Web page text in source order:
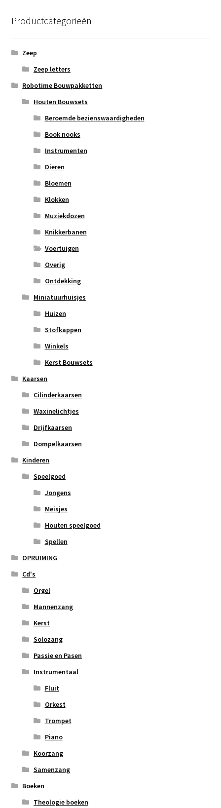
Productcategorieën
Zeep
Zeep letters
Robotime Bouwpakketten
Houten Bouwsets
Beroemde bezienswaardigheden
Book nooks
Instrumenten
Dieren
Bloemen
Klokken
Muziekdozen
Knikkerbanen
Voertuigen
Overig
Ontdekking
Miniatuurhuisjes
Huizen
Stofkappen
Winkels
Kerst Bouwsets
Kaarsen
Cilinderkaarsen
Waxinelichtjes
Drijfkaarsen
Dompelkaarsen
Kinderen
Speelgoed
Jongens
Meisjes
Houten speelgoed
Spellen
OPRUIMING
Cd's
Orgel
Mannenzang
Kerst
Solozang
Passie en Pasen
Instrumentaal
Fluit
Orkest
Trompet
Piano
Koorzang
Samenzang
Boeken
Theologie boeken